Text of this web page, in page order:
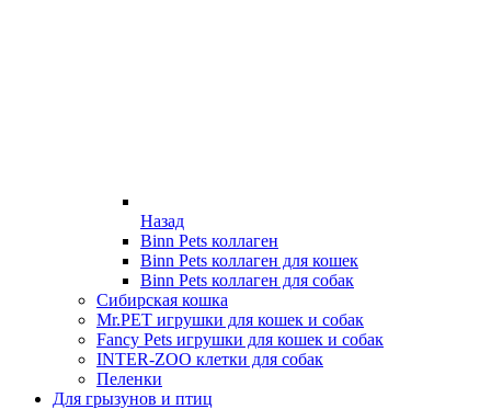
Назад
Binn Pets коллаген
Binn Pets коллаген для кошек
Binn Pets коллаген для собак
Сибирская кошка
Mr.PET игрушки для кошек и собак
Fancy Pets игрушки для кошек и собак
INTER-ZOO клетки для собак
Пеленки
Для грызунов и птиц